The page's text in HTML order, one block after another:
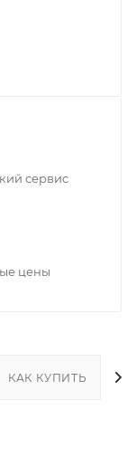
сервис
цены
КАК КУПИТЬ